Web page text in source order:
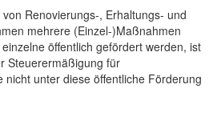
Renovierungs-, Erhaltungs- und
mehrere (Einzel-)Maßnahmen
öffentlich gefördert werden, ist
Steuerermäßigung für
nicht unter diese öffentliche Förderung